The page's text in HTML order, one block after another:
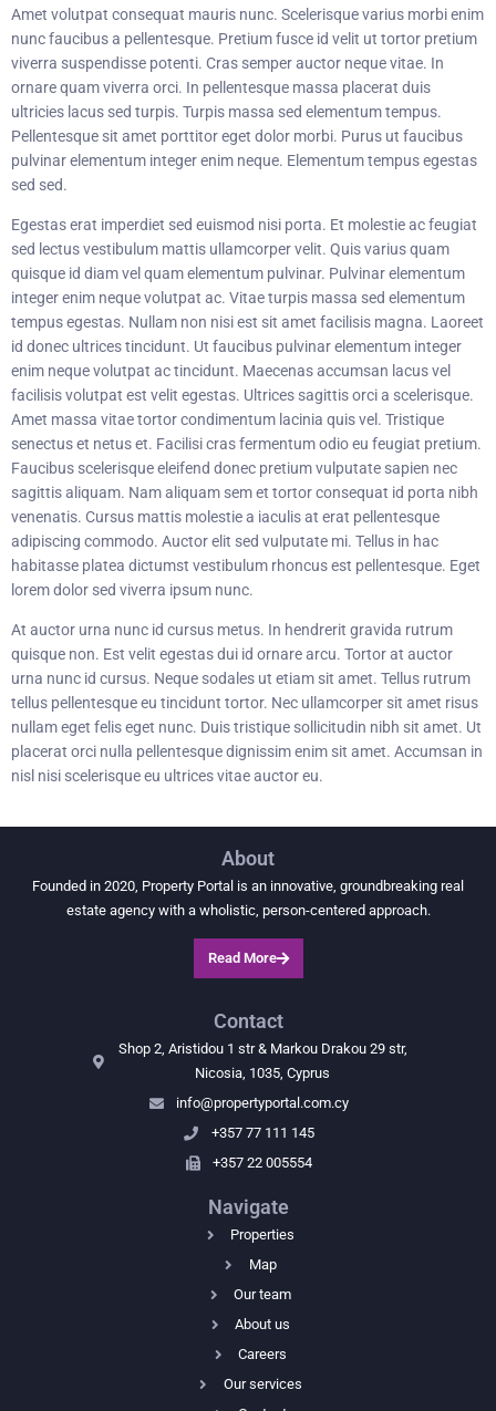
Amet volutpat consequat mauris nunc. Scelerisque varius morbi enim
nunc faucibus a pellentesque. Pretium fusce id velit ut tortor pretium
viverra suspendisse potenti. Cras semper auctor neque vitae. In
ornare quam viverra orci. In pellentesque massa placerat duis
ultricies lacus sed turpis. Turpis massa sed elementum tempus.
Pellentesque sit amet porttitor eget dolor morbi. Purus ut faucibus
pulvinar elementum integer enim neque. Elementum tempus egestas
sed sed.
Egestas erat imperdiet sed euismod nisi porta. Et molestie ac feugiat
sed lectus vestibulum mattis ullamcorper velit. Quis varius quam
quisque id diam vel quam elementum pulvinar. Pulvinar elementum
integer enim neque volutpat ac. Vitae turpis massa sed elementum
tempus egestas. Nullam non nisi est sit amet facilisis magna. Laoreet
id donec ultrices tincidunt. Ut faucibus pulvinar elementum integer
enim neque volutpat ac tincidunt. Maecenas accumsan lacus vel
facilisis volutpat est velit egestas. Ultrices sagittis orci a scelerisque.
Amet massa vitae tortor condimentum lacinia quis vel. Tristique
senectus et netus et. Facilisi cras fermentum odio eu feugiat pretium.
Faucibus scelerisque eleifend donec pretium vulputate sapien nec
sagittis aliquam. Nam aliquam sem et tortor consequat id porta nibh
venenatis. Cursus mattis molestie a iaculis at erat pellentesque
adipiscing commodo. Auctor elit sed vulputate mi. Tellus in hac
habitasse platea dictumst vestibulum rhoncus est pellentesque. Eget
lorem dolor sed viverra ipsum nunc.
At auctor urna nunc id cursus metus. In hendrerit gravida rutrum
quisque non. Est velit egestas dui id ornare arcu. Tortor at auctor
urna nunc id cursus. Neque sodales ut etiam sit amet. Tellus rutrum
tellus pellentesque eu tincidunt tortor. Nec ullamcorper sit amet risus
nullam eget felis eget nunc. Duis tristique sollicitudin nibh sit amet. Ut
placerat orci nulla pellentesque dignissim enim sit amet. Accumsan in
nisl nisi scelerisque eu ultrices vitae auctor eu.
About
Founded in 2020, Property Portal is an innovative, groundbreaking real
estate agency with a wholistic, person-centered approach.
Read More
Contact
Shop 2, Aristidou 1 str & Markou Drakou 29 str,
Nicosia, 1035, Cyprus
info@propertyportal.com.cy
+357 77 111 145
+357 22 005554
Navigate
Properties
Map
Our team
About us
Careers
Our services